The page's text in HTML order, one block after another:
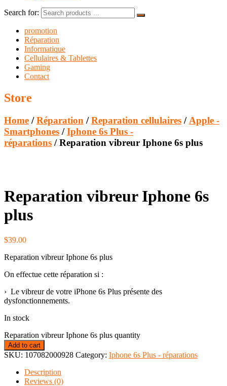
Search for:
promotion
Réparation
Informatique
Cellulaires & Tablettes
Gaming
Contact
Store
Home /Réparation /Reparation cellulaires / Apple -
Smartphones /Iphone 6s Plus -
réparations / Reparation vibreur Iphone 6s plus
Reparation vibreur Iphone 6s
plus
$39.00
Reparation vibreur Iphone 6s plus
On effectue cette réparation si :
› Le vibreur de votre iPhone 6s Plus présente des
dysfonctionnements.
In stock
Reparation vibreur Iphone 6s plus quantity
Add to cart
SKU: 107082000928 Category: Iphone 6s Plus - réparations
Description
Reviews (0)